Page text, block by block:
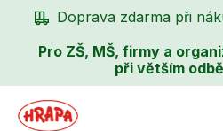
Doprava zdarma při
Pro ZŠ, MŠ, firmy a
při větším